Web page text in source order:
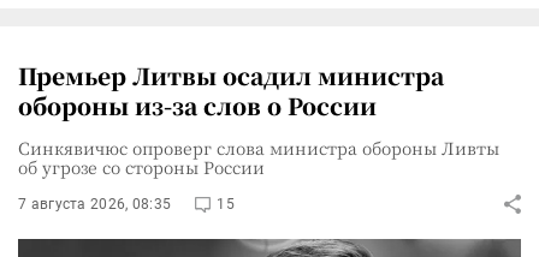
Премьер Литвы осадил министра
обороны из-за слов о России
Синкявичюс опроверг слова министра обороны Ливты
об угрозе со стороны России
7 августа 2026, 08:35 15